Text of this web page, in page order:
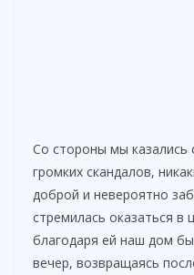
Со стороны мы казались
громких скандалов,
доброй и невероятно
стремилась оказаться в
благодаря ей наш дом
вечер, возвращаясь